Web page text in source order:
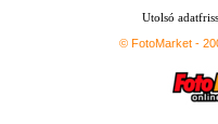
Utolsó
© FotoMarket -